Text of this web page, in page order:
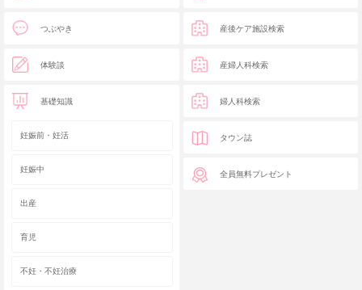
つぶやき
体験談
基礎知識
妊娠前・妊活
妊娠中
出産
育児
不妊・不妊治療
産後ケア施設検索
産婦人科検索
婦人科検索
タウン誌
全員無料プレゼント